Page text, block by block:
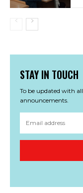
STAY IN TOUCH
To be updated with
announcements.